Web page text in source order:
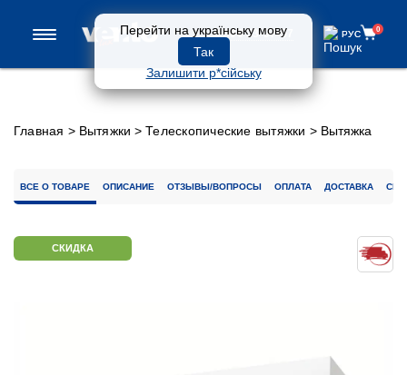
Перейти на українську мову
Так
Залишити р*сійську
0 800 33-97-57 РУС
РУС 0
Главная > Вытяжки >Телескопические вытяжки > Вытяжка
ВСЕ О ТОВАРЕ ОПИСАНИЕ ОТЗЫВЫ/ВОПРОСЫ ОПЛАТА ДОСТАВКА
СКИДКА